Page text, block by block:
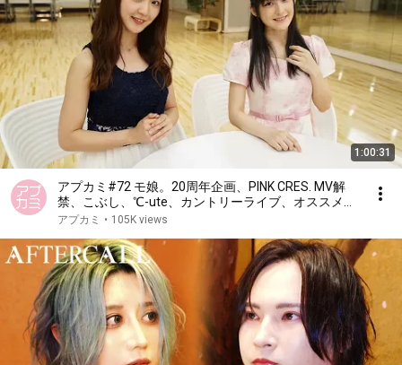
1:00:31
アプカミ#72 モ娘。20周年企画、PINK CRES. MV解
禁、こぶし、℃-ute、カントリーライブ、オススメ紹
介ほか MC：嗣永桃子 (カントリー・ガールズ)、森
アプカミ • 105K views